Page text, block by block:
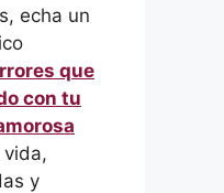
echa un
que
con tu
y